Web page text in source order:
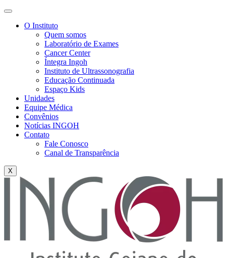
O Instituto
Quem somos
Laboratório de Exames
Cancer Center
Íntegra Ingoh
Instituto de Ultrassonografia
Educação Continuada
Espaço Kids
Unidades
Equipe Médica
Convênios
Notícias INGOH
Contato
Fale Conosco
Canal de Transparência
X